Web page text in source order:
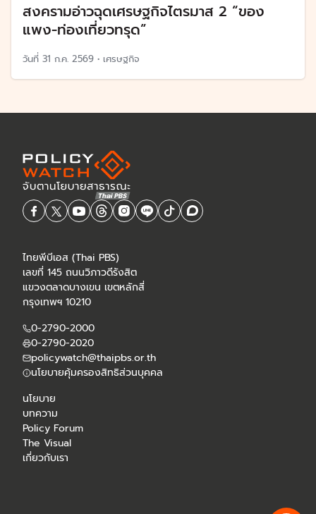
สงครามอ่าวฉุดเศรษฐกิจไตรมาส 2 “ของ
แพง-ท่องเที่ยวทรุด”
วันที่ 31 ก.ค. 2569 • เศรษฐกิจ
ไทยพีบีเอส (Thai PBS)
เลขที่ 145 ถนนวิภาวดีรังสิต
แขวงตลาดบางเขน เขตหลักสี่
กรุงเทพฯ 10210
0-2790-2000
0-2790-2020
policywatch@thaipbs.or.th
นโยบายคุ้มครองสิทธิส่วนบุคคล
นโยบาย
บทความ
Policy Forum
The Visual
เกี่ยวกับเรา